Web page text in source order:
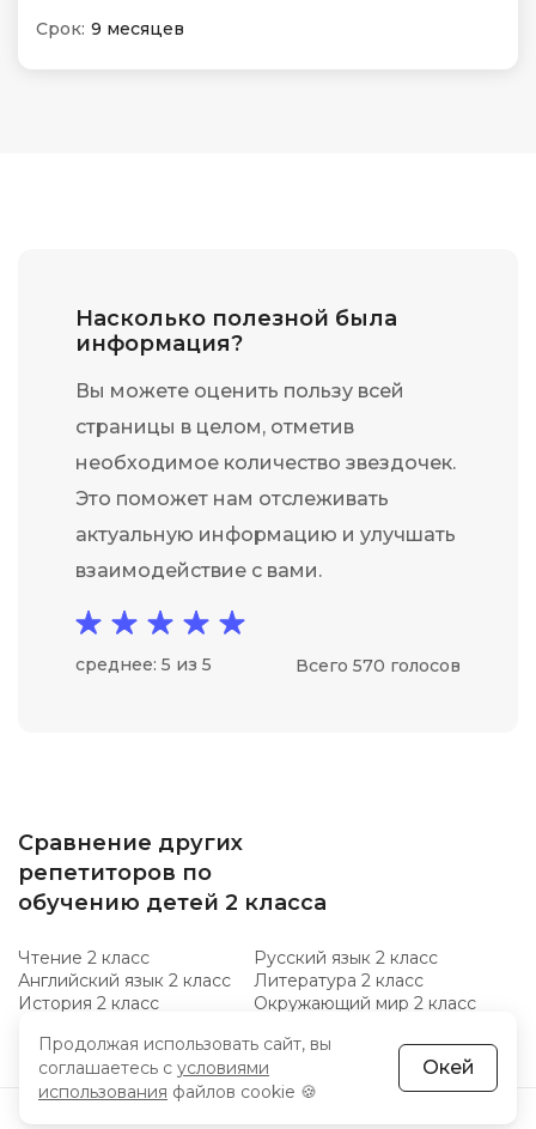
Срок: 9 месяцев
Насколько полезной была
информация?
Вы можете оценить пользу всей
страницы в целом, отметив
необходимое количество звездочек.
Это поможет нам отслеживать
актуальную информацию и улучшать
взаимодействие с вами.
среднее: 5 из 5 Всего 570 голосов
Сравнение других
репетиторов по
обучению детей 2 класса
Чтение 2 класс
Русский язык 2 класс
Английский язык 2 класс
Литература 2 класс
История 2 класс
Окружающий мир 2 класс
Продолжая использовать сайт, вы
соглашаетесь с условиями
использования файлов cookie 🍪
Окей